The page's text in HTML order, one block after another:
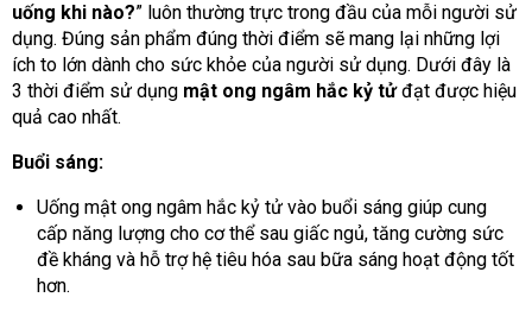
uống khi nào?” luôn thường trực trong đầu của mỗi người sử
dụng. Đúng sản phẩm đúng thời điểm sẽ mang lại những lợi
ích to lớn dành cho sức khỏe của người sử dụng. Dưới đây là
3 thời điểm sử dụng mật ong ngâm hắc kỷ tửđạt được hiệu
quả cao nhất.
Buổi sáng:
Uống mật ong ngâm hắc kỷ tử vào buổi sáng giúp cung
cấp năng lượng cho cơ thể sau giấc ngủ, tăng cường sức
đề kháng và hỗ trợ hệ tiêu hóa sau bữa sáng hoạt động tốt
hơn.